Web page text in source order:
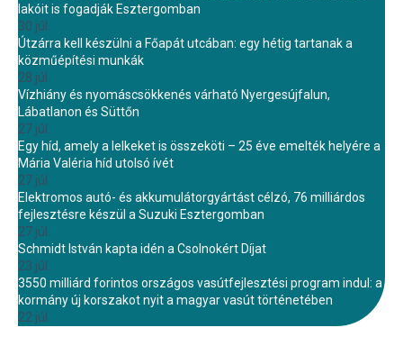
lakóit is fogadják Esztergomban
30 júl.
Útzárra kell készülni a Főapát utcában: egy hétig tartanak a
közműépítési munkák
28 júl.
Vízhiány és nyomáscsökkenés várható Nyergesújfalun,
Lábatlanon és Süttőn
27 júl.
Egy híd, amely a lelkeket is összeköti – 25 éve emelték helyére a
Mária Valéria híd utolsó ívét
27 júl.
Elektromos autó- és akkumulátorgyártást célzó, 76 milliárdos
fejlesztésre készül a Suzuki Esztergomban
27 júl.
Schmidt István kapta idén a Csolnokért Díjat
23 júl.
3550 milliárd forintos országos vasútfejlesztési program indul: a
kormány új korszakot nyit a magyar vasút történetében
22 júl.